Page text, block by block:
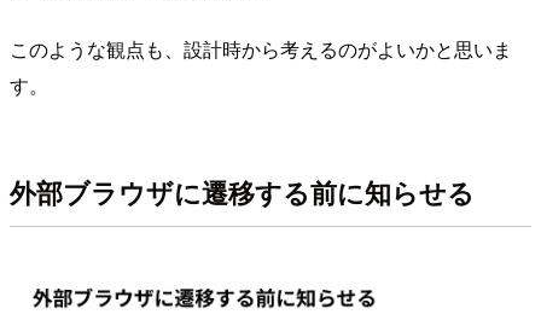
このような観点も、設計時から考えるのがよいかと思いま
す。
外部ブラウザに遷移する前に知らせる